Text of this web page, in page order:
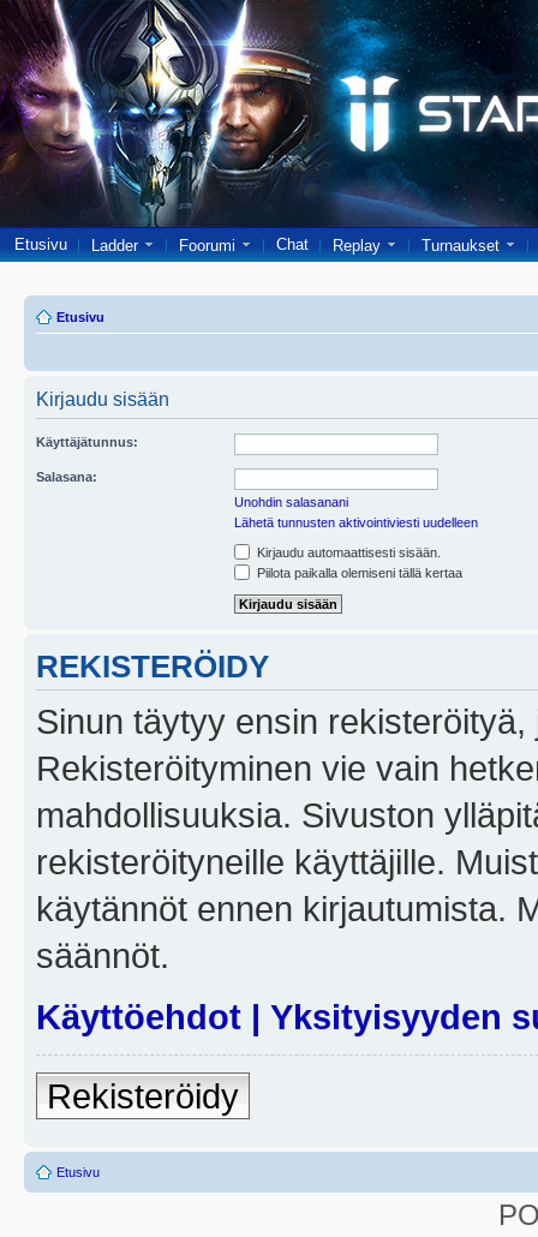
Etusivu Ladder Foorumi Chat Replay Turnaukset
Etusivu
Kirjaudu sisään
Käyttäjätunnus:
Salasana:
Unohdin salasanani
Lähetä tunnusten aktivointiviesti uudelleen
Kirjaudu automaattisesti sisään.
Piilota paikalla olemiseni tällä kertaa
REKISTERÖIDY
Sinun täytyy ensin
Rekisteröityminen vie vain
mahdollisuuksia. Sivuston
rekisteröityneille käyttäjille.
käytännöt ennen kirjautumista.
säännöt.
Käyttöehdot | Yksityisyyden
Rekisteröidy
Etusivu